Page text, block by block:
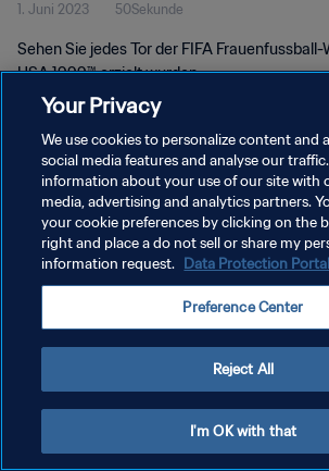
1. Juni 2023 50Sekunde
Sehen Sie jedes Tor der FIFA
USA 1999™ erzielt wurden.
DATENSCHUTZ
NUTZUNGSBEDINGUNGEN
COOKIE-EINSTELLUNGEN VERWALTEN
Your Privacy
We use cookies to personalize content and
social media features and analyse our
information about your use of our site with
media, advertising and analytics partners.
your cookie preferences by clicking on the
right and place a do not sell or share my
information request. Data Protection Portal
Preference Center
Reject All
I'm OK with that